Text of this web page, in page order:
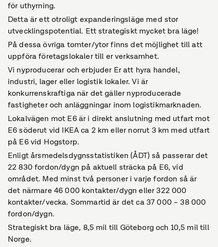
för uthyrning.
Detta är ett otroligt expanderingsläge med stor
utvecklingspotential. Ett strategiskt mycket bra läge!
På dessa övriga tomter/ytor finns det möjlighet till att
uppföra företagslokaler till er verksamhet.
Vi nyproducerar och erbjuder Er att hyra handel,
industri, lager eller logistik lokaler. Vi är
konkurrenskraftiga när det gäller nyproducerade
fastigheter och anläggningar inom logistikmarknaden.
Lokalvägen mot E6 är i direkt anslutning med utfart mot
E6 söderut vid IKEA ca 2 km eller norrut 3 km med utfart
på E6 vid Hogstorp.
Enligt årsmedelsdygnsstatistiken (ÅDT) så passerar det
22 830 fordon/dygn på aktuell sträcka på E6, vid
området. Med minst två personer i varje fordon så är
det närmare 46 000 kontakter/dygn eller 322 000
kontakter/vecka. Sommartid är det ca 37 000 – 38 000
fordon/dygn.
Strategiskt bra läge, 8,5 mil till Göteborg och 10,5 mil till
Norge.